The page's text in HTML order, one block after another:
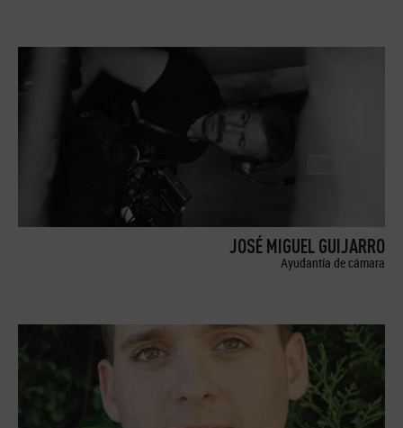
JOSÉ MIGUEL GUIJARRO
Ayudantía de cámara